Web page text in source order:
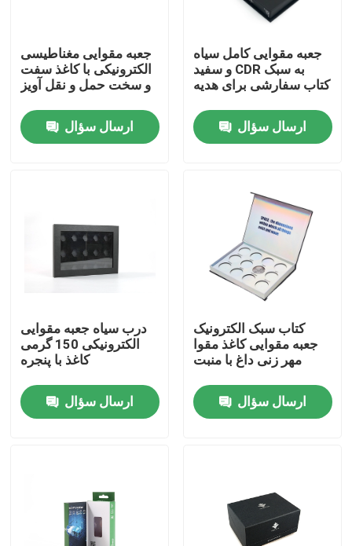
خانه
دربارهی ما
محصولات
جعبه بسته بندی تاشو
جعبه بسته بندی لوازم آرایشی و بهداشتی
جعبه راه راه کاغذی
جعبه مقوایی مغناطیسی
الکترونیکی با کاغذ سفت
و سخت حمل و نقل آویز
ارسال سؤال
جعبه مقوایی کامل سیاه
و سفید CDR به سبک
کتاب سفارشی برای هدیه
ارسال سؤال
درب سیاه جعبه مقوایی
الکترونیکی 150 گرمی
کاغذ با پنجره
ارسال سؤال
کتاب سبک الکترونیک
جعبه مقوایی کاغذ مقوا
مهر زنی داغ با منبت
ارسال سؤال